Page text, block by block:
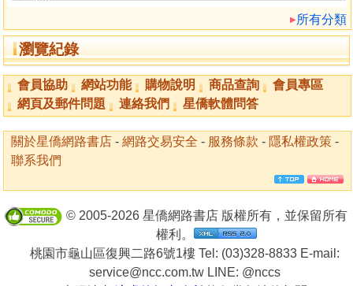
所有分類
瀏覽紀錄
會員協助 網站功能 購物說明 商品查詢
會員專區
網頁及郵件問題
連絡我們 星僑軟體問答
關於星僑網路書店 - 網路交易安全 - 服務條款 - 隱私權政策 -
聯系我們
© 2005-2026 星僑網路書店 版權所有，並保留所有
權利。
桃園市龜山區復興二路6號1樓 Tel: (03)328-8833 E-mail:
service@ncc.com.tw LINE: @nccs